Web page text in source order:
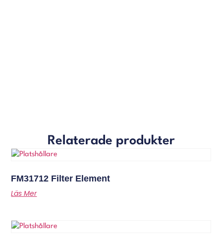
Relaterade produkter
FM31712 Filter Element
Läs Mer